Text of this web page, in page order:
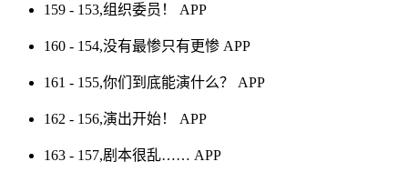
159 - 153,组织委员！ APP
160 - 154,没有最惨只有更惨 APP
161 - 155,你们到底能演什么？ APP
162 - 156,演出开始！ APP
163 - 157,剧本很乱…… APP